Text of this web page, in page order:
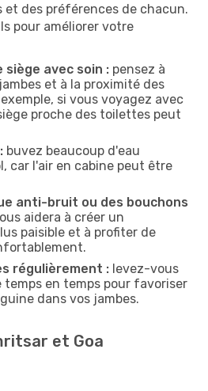
des préférences de chacun.
pour améliorer votre
siège avec soin : pensez à
et à la proximité des
si vous voyagez avec
proche des toilettes peut
buvez beaucoup d'eau
car l'air en cabine peut être
anti-bruit ou des bouchons
aidera à créer un
paisible et à profiter de
régulièrement : levez-vous
en temps pour favoriser
dans vos jambes.
et Goa